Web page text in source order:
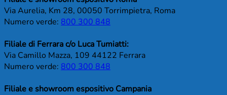
Via Aurelia, Km 28, 00050 Torrimpietra, Roma
Numero verde: 800 300 848
Filiale di Ferrara c/o Luca Tumiatti:
Via Camillo Mazza, 109 44122 Ferrara
Numero verde: 800 300 848
Filiale e showroom espositivo Campania